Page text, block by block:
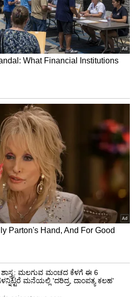
ಮೆಥಡ್ ತಂತ್ರಜ್ಞಾನದ ಬಳಕೆ
ಮೂಲಸೌಕರ್ಯ ಅಭಿವೃದ್ಧಿ ನಿಗಮ
ಮೆಗಾ ಎಂಜಿನಿಯರಿಂಗ್